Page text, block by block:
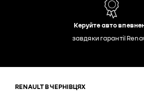
Керуйте авто
завдяки гарантії
RENAULT В ЧЕРНІВЦЯХ